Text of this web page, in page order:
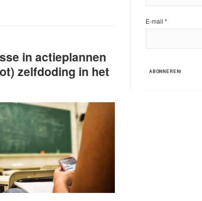
in actieplannen
zelfdoding in het
E-mail *